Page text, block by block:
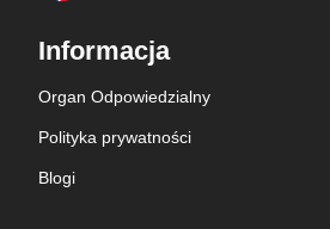
Informacja
Organ Odpowiedzialny
Polityka prywatności
Blogi